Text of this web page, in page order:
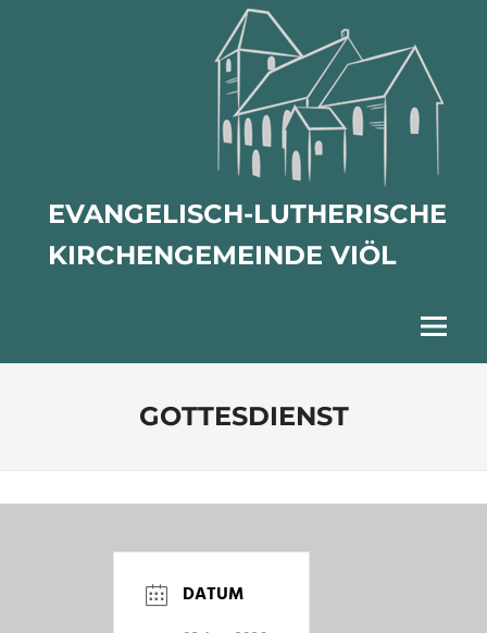
EVANGELISCH-LUTHERISCHE
KIRCHENGEMEINDE VIÖL
Menu
GOTTESDIENST
DATUM